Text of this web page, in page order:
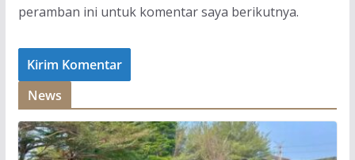
peramban ini untuk komentar saya berikutnya.
News